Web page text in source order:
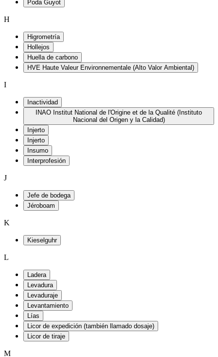
Poda Guyot
H
Higrometría
Hollejos
Huella de carbono
HVE Haute Valeur Environnementale (Alto Valor Ambiental)
I
Inactividad
INAO Institut National de l'Origine et de la Qualité (Instituto
Nacional del Origen y la Calidad)
Injerto
Injerto
Insumo
Interprofesión
J
Jefe de bodega
Jéroboam
K
Kieselguhr
L
Ladera
Levadura
Levaduraje
Levantamiento
Lías
Licor de expedición (también llamado dosaje)
Licor de tiraje
M